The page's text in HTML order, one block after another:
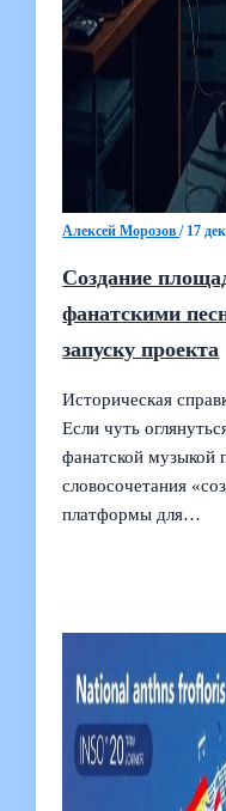
Алексей Морозов/ 17
Создание
фанатскими
запуску проекта
Историческая
Если чуть
фанатской музыкой
словосочетания
платформы для…